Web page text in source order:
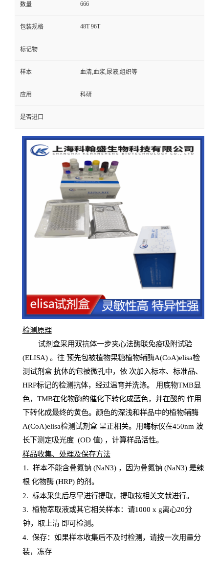
数量 666
包装规格 48T 96T
标记物
样本 血清,血浆,尿液,组织等
应用 科研
是否进口
检测原理
试剂盒采用双抗体一步夹心法酶联免疫吸附试验
(ELISA) 。往 预先包被植物果糖植物辅酶A(CoA)elisa检
测试剂盒抗体的包被微孔中，依 次加入标本、标准品、
HRP标记的检测抗体，经过温育并洗涤。 用底物TMB显
色， TMB在化物酶的催化下转化成蓝色，并在酸的 作用
下转化成最终的黄色。颜色的深浅和样品中的植物辅酶
A(CoA)elisa检测试剂盒呈正相关。用酶标仪在450nm 波
长下测定吸光度 (OD 值) ，计算样品活性。
样品收集、处理及保存方法
1 . 样本不能含叠氮钠(NaN3) ，因为叠氮钠 (NaN3) 是辣
根 化物酶(HRP) 的剂。
2. 标本采集后尽早进行提取，提取按相关文献进行。
3. 植物萃取液或其它相关样本：请1000 x g离心20分
钟，取上清 即可检测。
4. 保存：如果样本收集后不及时检测，请按一次用量分
装，冻存